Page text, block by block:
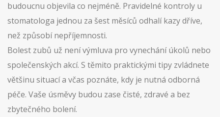
budoucnu objevila co nejméně. Pravidelné kontroly u
stomatologa jednou za šest měsíců odhalí kazy dříve,
než způsobí nepříjemnosti.
Bolest zubů už není výmluva pro vynechání úkolů nebo
společenských akcí. S těmito praktickými tipy zvládnete
většinu situací a včas poznáte, kdy je nutná odborná
péče. Vaše úsměvy budou zase čisté, zdravé a bez
zbytečného bolení.